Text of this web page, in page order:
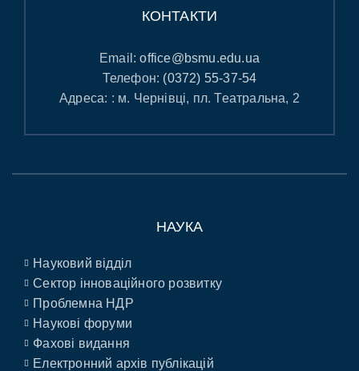
КОНТАКТИ
Email:office@bsmu.edu.ua
Телефон: (0372) 55-37-54
Адреса: : м. Чернівці, пл. Театральна, 2
НАУКА
Науковий відділ
Сектор інноваційного розвитку
Проблемна НДР
Наукові форуми
Фахові видання
Електронний архів публікацій